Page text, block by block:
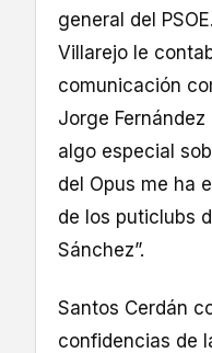
general del
Villarejo le
comunicación
Jorge
algo especial
del Opus me ha
de los puticlubs
Sánchez”.
Santos Cerdán
confidencias de